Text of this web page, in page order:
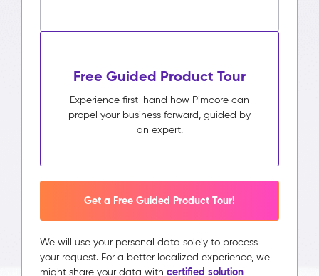
Free Guided Product Tour
Experience first-hand how Pimcore can
propel your business forward, guided by
an expert.
Get a Free Guided Product Tour!
We will use your personal data solely to process
your request. For a better localized experience, we
might share your data with certified solution